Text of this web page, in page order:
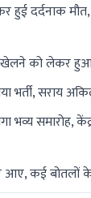
मौत,
को लेकर हुआ
सराय
समारोह,
आए, कई बोतलों